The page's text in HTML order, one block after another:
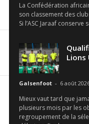
La Confédération
son classement des
Si l’ASC Jaraaf
Lions
Galsenfoot - 6 août
Mieux vaut tard que
plusieurs mois par les
regroupement de la